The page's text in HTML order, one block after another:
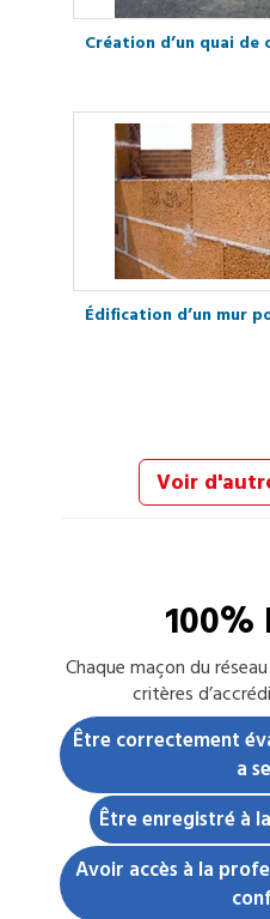
Création d’un quai
Édification d’un mur
Voir
100%
Chaque maçon du
critères
Être correctement
a
Être enregistré à
Avoir accès à la